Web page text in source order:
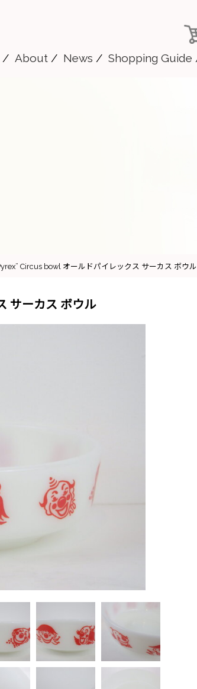
About News Shopping Guide
Circus bowl オールドパイレックス サーカス ボウル
サーカス ボウル